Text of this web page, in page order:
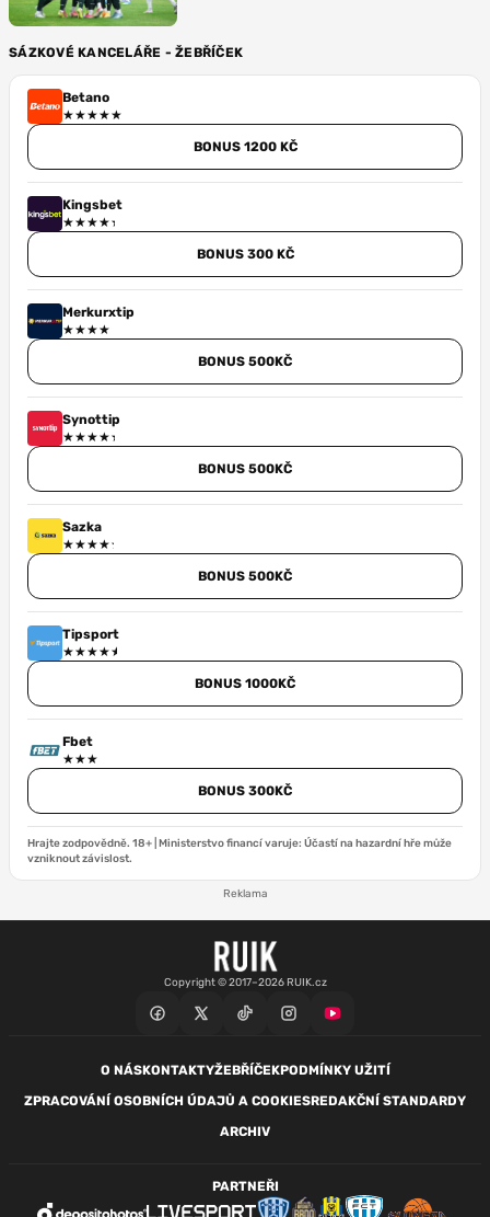
SÁZKOVÉ KANCELÁŘE - ŽEBŘÍČEK
Betano
BONUS 1200 KČ
Kingsbet
BONUS 300 KČ
Merkurxtip
BONUS 500KČ
Synottip
BONUS 500KČ
Sazka
BONUS 500KČ
Tipsport
BONUS 1000KČ
Fbet
BONUS 300KČ
Hrajte zodpovědně. 18+ | Ministerstvo financí varuje: Účastí na hazardní hře může
vzniknout závislost.
Reklama
Copyright © 2017–2026 RUIK.cz
O NÁSKONTAKTYŽEBŘÍČEKPODMÍNKY UŽITÍ
ZPRACOVÁNÍ OSOBNÍCH ÚDAJŮ A COOKIESREDAKČNÍ STANDARDY
ARCHIV
PARTNEŘI